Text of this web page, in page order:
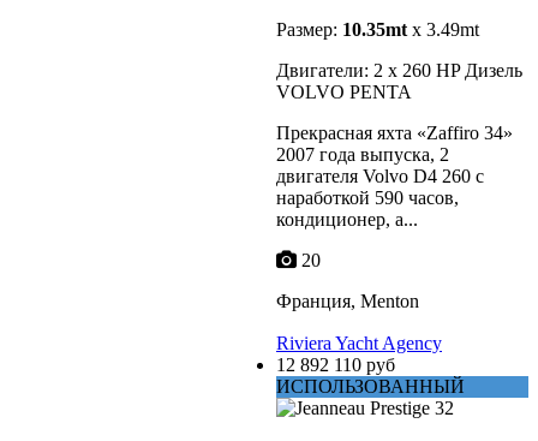
Размер: 10.35mt x 3.49mt
Двигатели: 2 x 260 HP Дизель
VOLVO PENTA
Прекрасная яхта «Zaffiro 34»
2007 года выпуска, 2
двигателя Volvo D4 260 с
наработкой 590 часов,
кондиционер, а...
20
Франция, Menton
Riviera Yacht Agency
12 892 110 руб
ИСПОЛЬЗОВАННЫЙ